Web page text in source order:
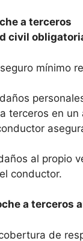
a terceros
civil
mínimo
terceros en un
al propio
conductor.
a terceros
de